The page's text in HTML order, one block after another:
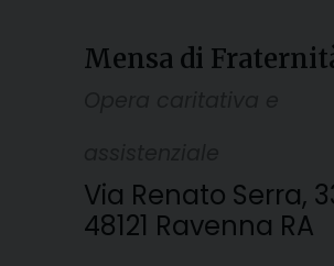
Mensa di
Via Renato Serra,
48121 Ravenna RA